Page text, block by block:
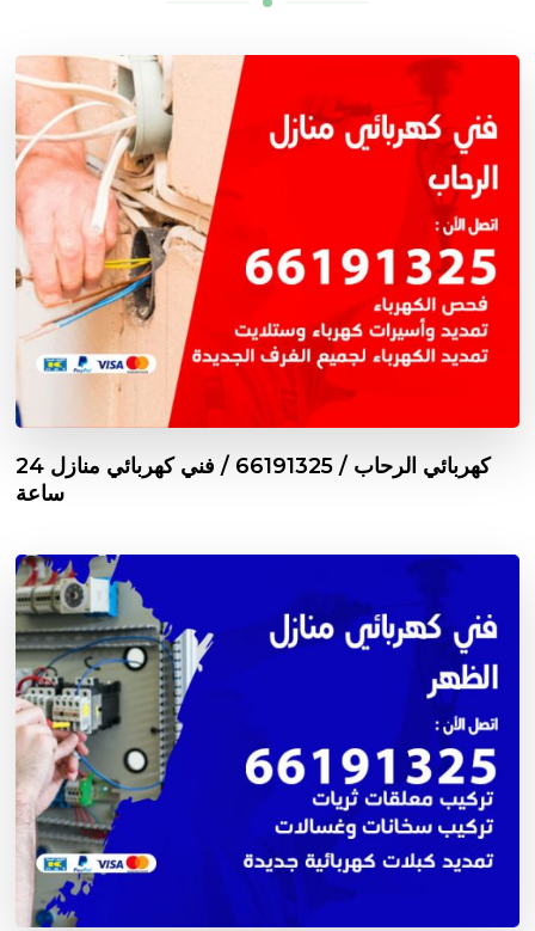
كهربائي الرحاب / 66191325 / فني كهربائي منازل 24
ساعة